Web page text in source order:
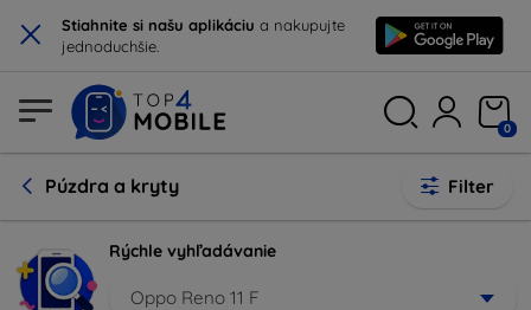
× Stiahnite si našu aplikáciu a nakupujte
jednoduchšie.
0
Púzdra a kryty Filter
Rýchle vyhľadávanie
Oppo Reno 11 F